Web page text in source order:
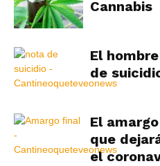
Cannabis
El
de
El
que
el